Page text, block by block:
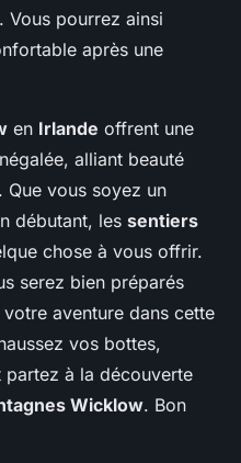
Vous pourrez ainsi
après une
en Irlande offrent une
alliant beauté
Que vous soyez un
débutant, les sentiers
chose à vous offrir.
serez bien préparés
aventure dans cette
vos bottes,
à la découverte
Wicklow. Bon